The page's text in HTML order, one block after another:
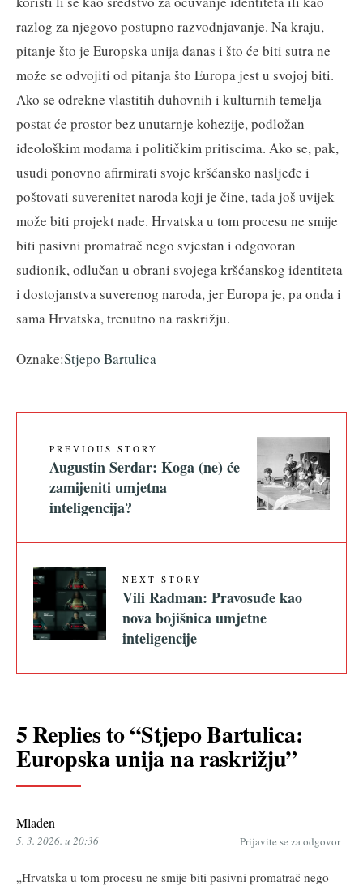
razlog za njegovo postupno razvodnjavanje. Na kraju,
pitanje što je Europska unija danas i što će biti sutra ne
može se odvojiti od pitanja što Europa jest u svojoj biti.
Ako se odrekne vlastitih duhovnih i kulturnih temelja
postat će prostor bez unutarnje kohezije, podložan
ideološkim modama i političkim pritiscima. Ako se, pak,
usudi ponovno afirmirati svoje kršćansko nasljeđe i
poštovati suverenitet naroda koji je čine, tada još uvijek
može biti projekt nade. Hrvatska u tom procesu ne smije
biti pasivni promatrač nego svjestan i odgovoran
sudionik, odlučan u obrani svojega kršćanskog identiteta
i dostojanstva suverenog naroda, jer Europa je, pa onda i
sama Hrvatska, trenutno na raskrižju.
Oznake:Stjepo Bartulica
PREVIOUS STORY
Augustin Serdar: Koga (ne) će
zamijeniti umjetna
inteligencija?
NEXT STORY
Vili Radman: Pravosuđe kao
nova bojišnica umjetne
inteligencije
5 Replies to “Stjepo Bartulica:
Europska unija na raskrižju”
Mladen
5. 3. 2026. u 20:36
„Hrvatska u tom procesu ne smije biti pasivni promatrač nego
Prijavite se za odgovor